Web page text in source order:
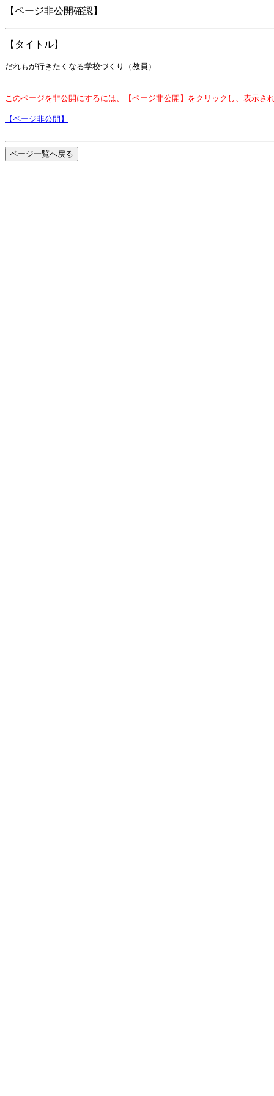
【ページ非公開確認】
【タイトル】
だれもが行きたくなる学校づくり（教員）
このページを非公開にするには、【ページ非公開】をクリックし、表示さ
【ページ非公開】